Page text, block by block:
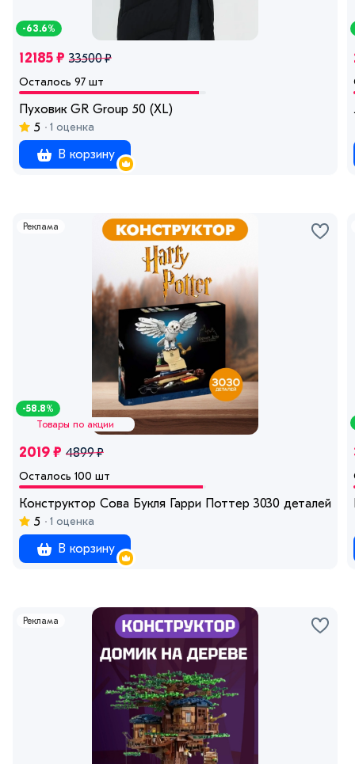
-63.6%
12185 ₽ 33500 ₽
Осталось 97 шт
Пуховик GR Group 50 (XL)
5
1 оценка
В корзину
Реклама
-58.8%
Товары по акции
2019 ₽ 4899 ₽
Осталось 100 шт
Конструктор Сова Букля Гарри Поттер 3030 деталей
5
1 оценка
В корзину
Реклама